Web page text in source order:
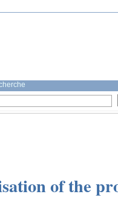
of the